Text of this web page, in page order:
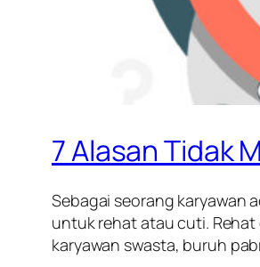
7 Alasan Tidak
Sebagai seorang karyawan
untuk rehat atau cuti.
karyawan swasta, buruh